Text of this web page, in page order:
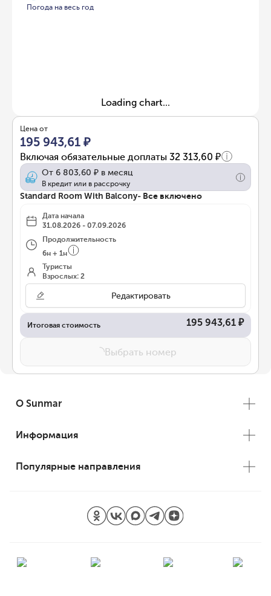
Погода на весь год
Loading chart...
Цена от
195 943,61 ₽
Включая обязательные доплаты 32 313,60 ₽
От 6 803,60 ₽ в месяц
В кредит или в рассрочку
Standard Room With Balcony- Все включено
Дата начала
31.08.2026 - 07.09.2026
Продолжительность
6н + 1н
Туристы
Взрослых: 2
Редактировать
Итоговая стоимость 195 943,61 ₽
Выбрать номер
О Sunmar
Информация
Популярные направления